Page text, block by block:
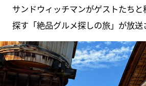
サンドウィッチマンがゲストたち
探す「絶品グルメ探しの旅」が放送